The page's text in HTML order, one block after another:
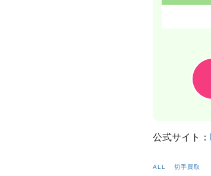
公式サイト：
ALL 切手買取